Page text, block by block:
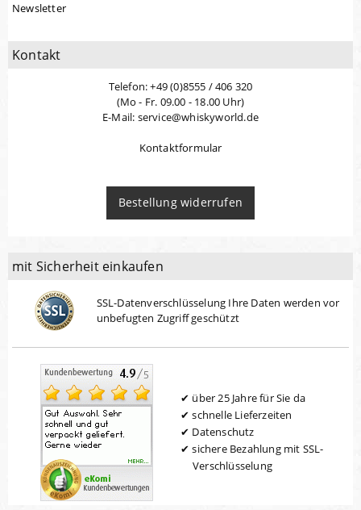
Newsletter
Kontakt
Telefon: +49 (0)8555 / 406 320
(Mo - Fr. 09.00 - 18.00 Uhr)
E-Mail: service@whiskyworld.de
Kontaktformular
Bestellung widerrufen
mit Sicherheit einkaufen
SSL-Datenverschlüsselung Ihre Daten werden vor
unbefugten Zugriff geschützt
über 25 Jahre für Sie da
schnelle Lieferzeiten
Datenschutz
sichere Bezahlung mit SSL-
Verschlüsselung